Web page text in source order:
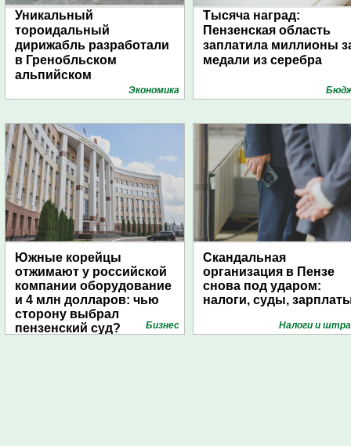
Уникальный
тороидальный
дирижабль разработали
в Гренобльском
альпийском
Экономика
Тысяча наград:
Пензенская область
заплатила миллионы
медали из серебра
Южные корейцы
отжимают у российской
компании оборудование
и 4 млн долларов: чью
сторону выбрал
пензенский суд?
Бизнес
Скандальная
организация в Пензе
снова под ударом:
налоги, суды,
Налоги и